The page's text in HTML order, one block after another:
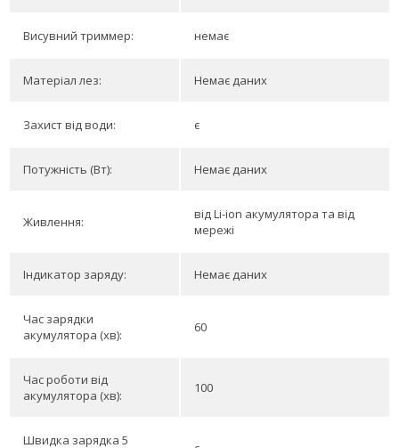
Висувний триммер: немає
Матеріал лез: Немає даних
Захист від води: є
Потужність (Вт): Немає даних
Живлення:
від Li-ion акумулятора та від
мережі
Індикатор заряду: Немає даних
Час зарядки
акумулятора (хв):
60
Час роботи від
акумулятора (хв):
100
Швидка зарядка 5